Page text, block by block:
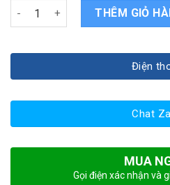
Bàn Phím Laptop Dell Latitude
THÊM GIỎ
Điện
Chat
MUA
Gọi điện xác nhận và